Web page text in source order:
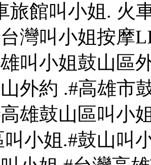
旅館叫小姐. 火
灣叫小姐按摩
叫小姐鼓山區
外約 .#高雄市
雄鼓山區叫小
小姐.#鼓山叫